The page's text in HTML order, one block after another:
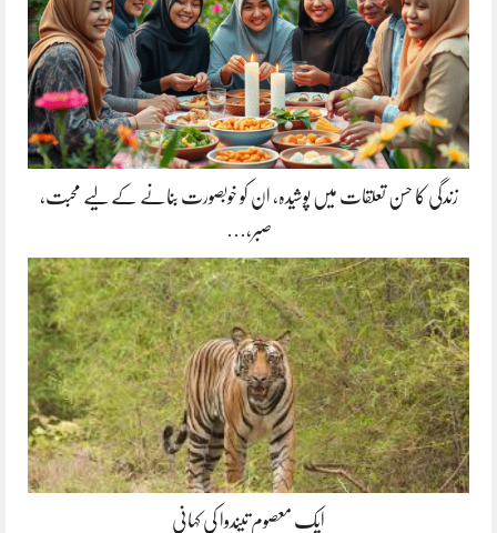
زندگی کا حسن تعلقات میں پوشیدہ, ان کو خوبصورت بنانے کے لیے محبت،
صبر،…
ایک معصوم تیندوا کی کہانی